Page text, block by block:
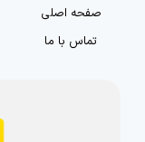
صفحه اصلی
تماس با ما